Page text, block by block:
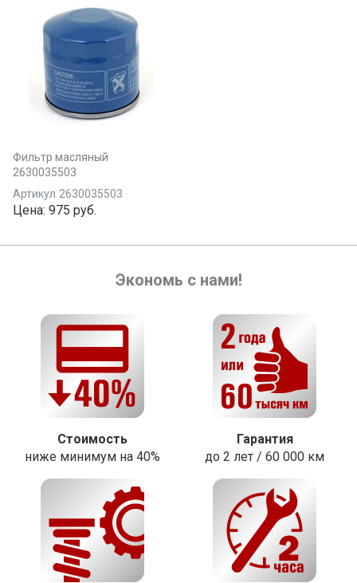
Фильтр масляный
2630035503
Артикул 2630035503
Цена: 975 руб.
Экономь с нами!
Стоимость
ниже минимум на 40%
Гарантия
до 2 лет / 60 000 км